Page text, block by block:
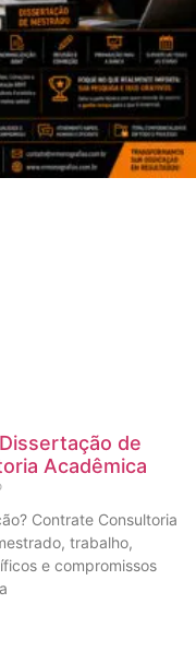
de
Acadêmica
Contrate Consultoria
trabalho,
e compromissos